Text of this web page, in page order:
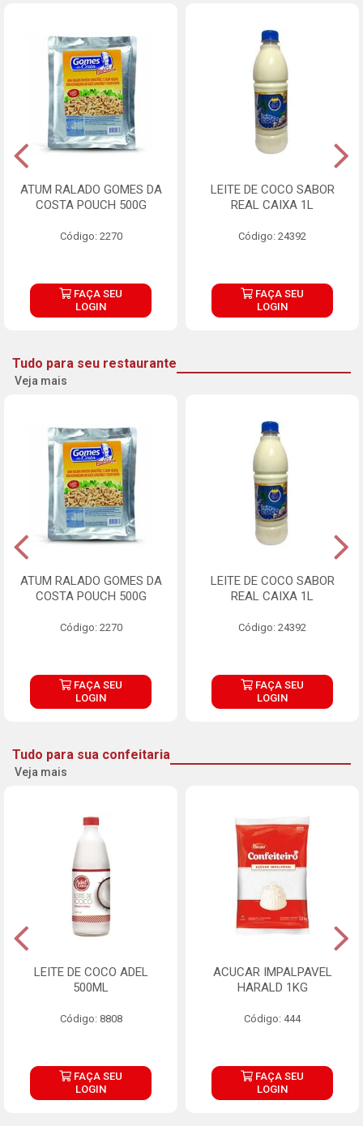
ATUM RALADO GOMES DA
COSTA POUCH 500G
Código: 2270
FAÇA SEU
LOGIN
LEITE DE COCO SABOR
REAL CAIXA 1L
Código: 24392
FAÇA SEU
LOGIN
Tudo para seu restaurante
Veja mais
ATUM RALADO GOMES DA
COSTA POUCH 500G
Código: 2270
FAÇA SEU
LOGIN
LEITE DE COCO SABOR
REAL CAIXA 1L
Código: 24392
FAÇA SEU
LOGIN
Tudo para sua confeitaria
Veja mais
LEITE DE COCO ADEL
500ML
Código: 8808
FAÇA SEU
LOGIN
ACUCAR IMPALPAVEL
HARALD 1KG
Código: 444
FAÇA SEU
LOGIN